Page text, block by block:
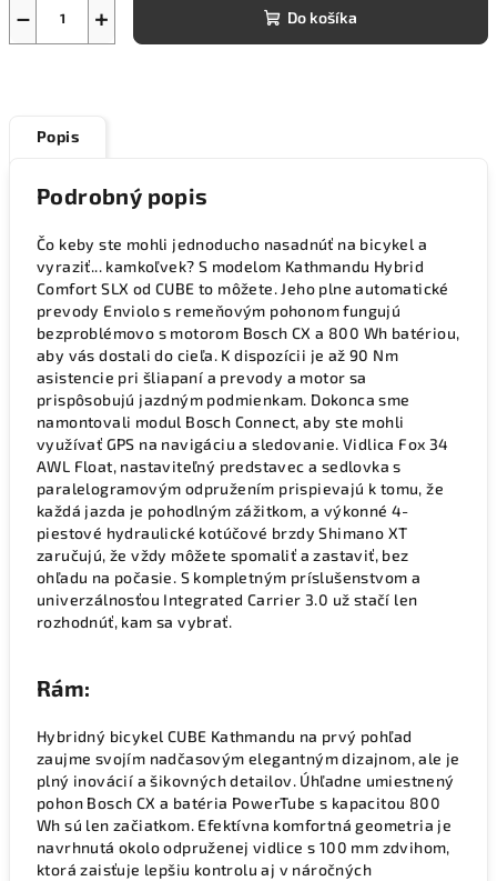
+
− Do košíka
Popis
Podrobný popis
Čo keby ste mohli jednoducho nasadnúť na bicykel a
vyraziť... kamkoľvek? S modelom Kathmandu Hybrid
Comfort SLX od CUBE to môžete. Jeho plne automatické
prevody Enviolo s remeňovým pohonom fungujú
bezproblémovo s motorom Bosch CX a 800 Wh batériou,
aby vás dostali do cieľa. K dispozícii je až 90 Nm
asistencie pri šliapaní a prevody a motor sa
prispôsobujú jazdným podmienkam. Dokonca sme
namontovali modul Bosch Connect, aby ste mohli
využívať GPS na navigáciu a sledovanie. Vidlica Fox 34
AWL Float, nastaviteľný predstavec a sedlovka s
paralelogramovým odpružením prispievajú k tomu, že
každá jazda je pohodlným zážitkom, a výkonné 4-
piestové hydraulické kotúčové brzdy Shimano XT
zaručujú, že vždy môžete spomaliť a zastaviť, bez
ohľadu na počasie. S kompletným príslušenstvom a
univerzálnosťou Integrated Carrier 3.0 už stačí len
rozhodnúť, kam sa vybrať.
Rám:
Hybridný bicykel CUBE Kathmandu na prvý pohľad
zaujme svojím nadčasovým elegantným dizajnom, ale je
plný inovácií a šikovných detailov. Úhľadne umiestnený
pohon Bosch CX a batéria PowerTube s kapacitou 800
Wh sú len začiatkom. Efektívna komfortná geometria je
navrhnutá okolo odpruženej vidlice s 100 mm zdvihom,
ktorá zaisťuje lepšiu kontrolu aj v náročných